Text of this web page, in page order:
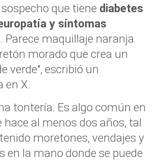
que tiene diabetes
y síntomas
. Parece maquillaje naranja
morado que crea un
verde", escribió un
en X.
tontería. Es algo común en
hace al menos dos años, tal
moretones, vendajes y
en la mano donde se puede